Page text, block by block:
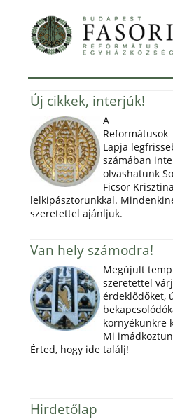
Új cikkek, interjúk!
A
Reformátusok
Lapja
számában
olvashatunk
Ficsor Krisztina
lelkipásztorunkkal.
szeretettel ajánljuk.
Van hely számodra!
Megújult
szeretettel
érdeklődőket,
környékünkre
Mi
Érted, hogy ide találj!
Hirdetőlap